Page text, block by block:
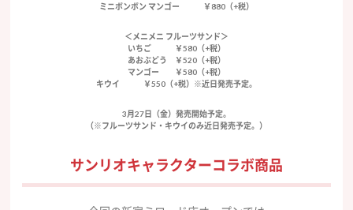
ミニボンボン マンゴー ￥880（+税）
＜メニメニ フルーツサンド＞
いちご ￥580（+税）
あおぶどう ￥520（+税）
マンゴー ￥580（+税）
キウイ ￥550（+税）※近日発売予定。
3月27日（金）発売開始予定。
（※フルーツサンド・キウイのみ近日発売予定。）
サンリオキャラクターコラボ商品